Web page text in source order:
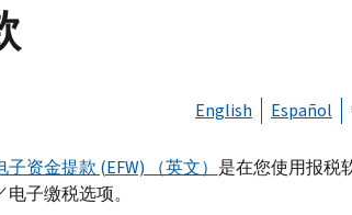
English Español
子资金提款 (EFW) （英文） 是在您使用报税
电子缴税选项。